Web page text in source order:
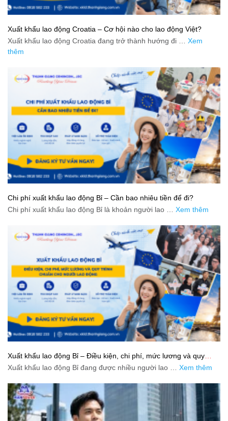
Xuất khẩu lao động Croatia – Cơ hội nào cho lao động Việt?
Xuất khẩu lao động Croatia đang trở thành hướng đi … Xem
thêm
Chi phí xuất khẩu lao động Bỉ – Cần bao nhiêu tiền để đi?
Chi phí xuất khẩu lao động Bỉ là khoản người lao … Xem thêm
Xuất khẩu lao động Bỉ – Điều kiện, chi phí, mức lương và quy
trình chuẩn cho người lao động
Xuất khẩu lao động Bỉ đang được nhiều người lao … Xem thêm